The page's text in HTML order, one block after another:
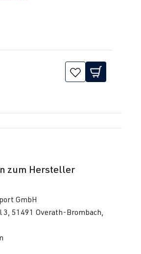
zum Hersteller
GmbH
3, 51491 Overath-Brombach,